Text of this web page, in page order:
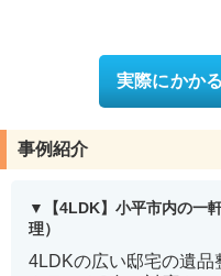
実際にかか
事例紹介
【4LDK】小平市内の一
理）
4LDKの広い邸宅の遺品